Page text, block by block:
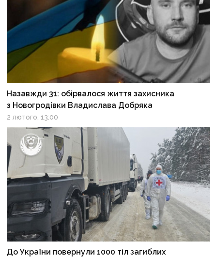
Назавжди 31: обірвалося життя захисника
з Новогродівки Владислава Добряка
2 лютого, 13:00
До України повернули 1000 тіл загиблих